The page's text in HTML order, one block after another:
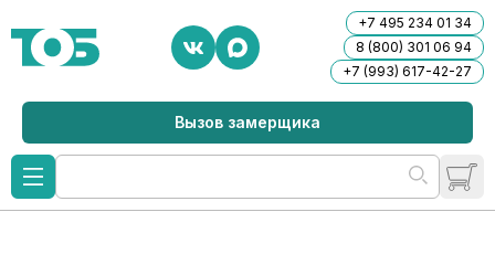
+7 495 234 01 34
8 (800) 301 06 94
+7 (993) 617-42-27
Вызов замерщика